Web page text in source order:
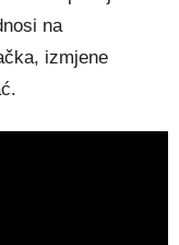
na
izmjene